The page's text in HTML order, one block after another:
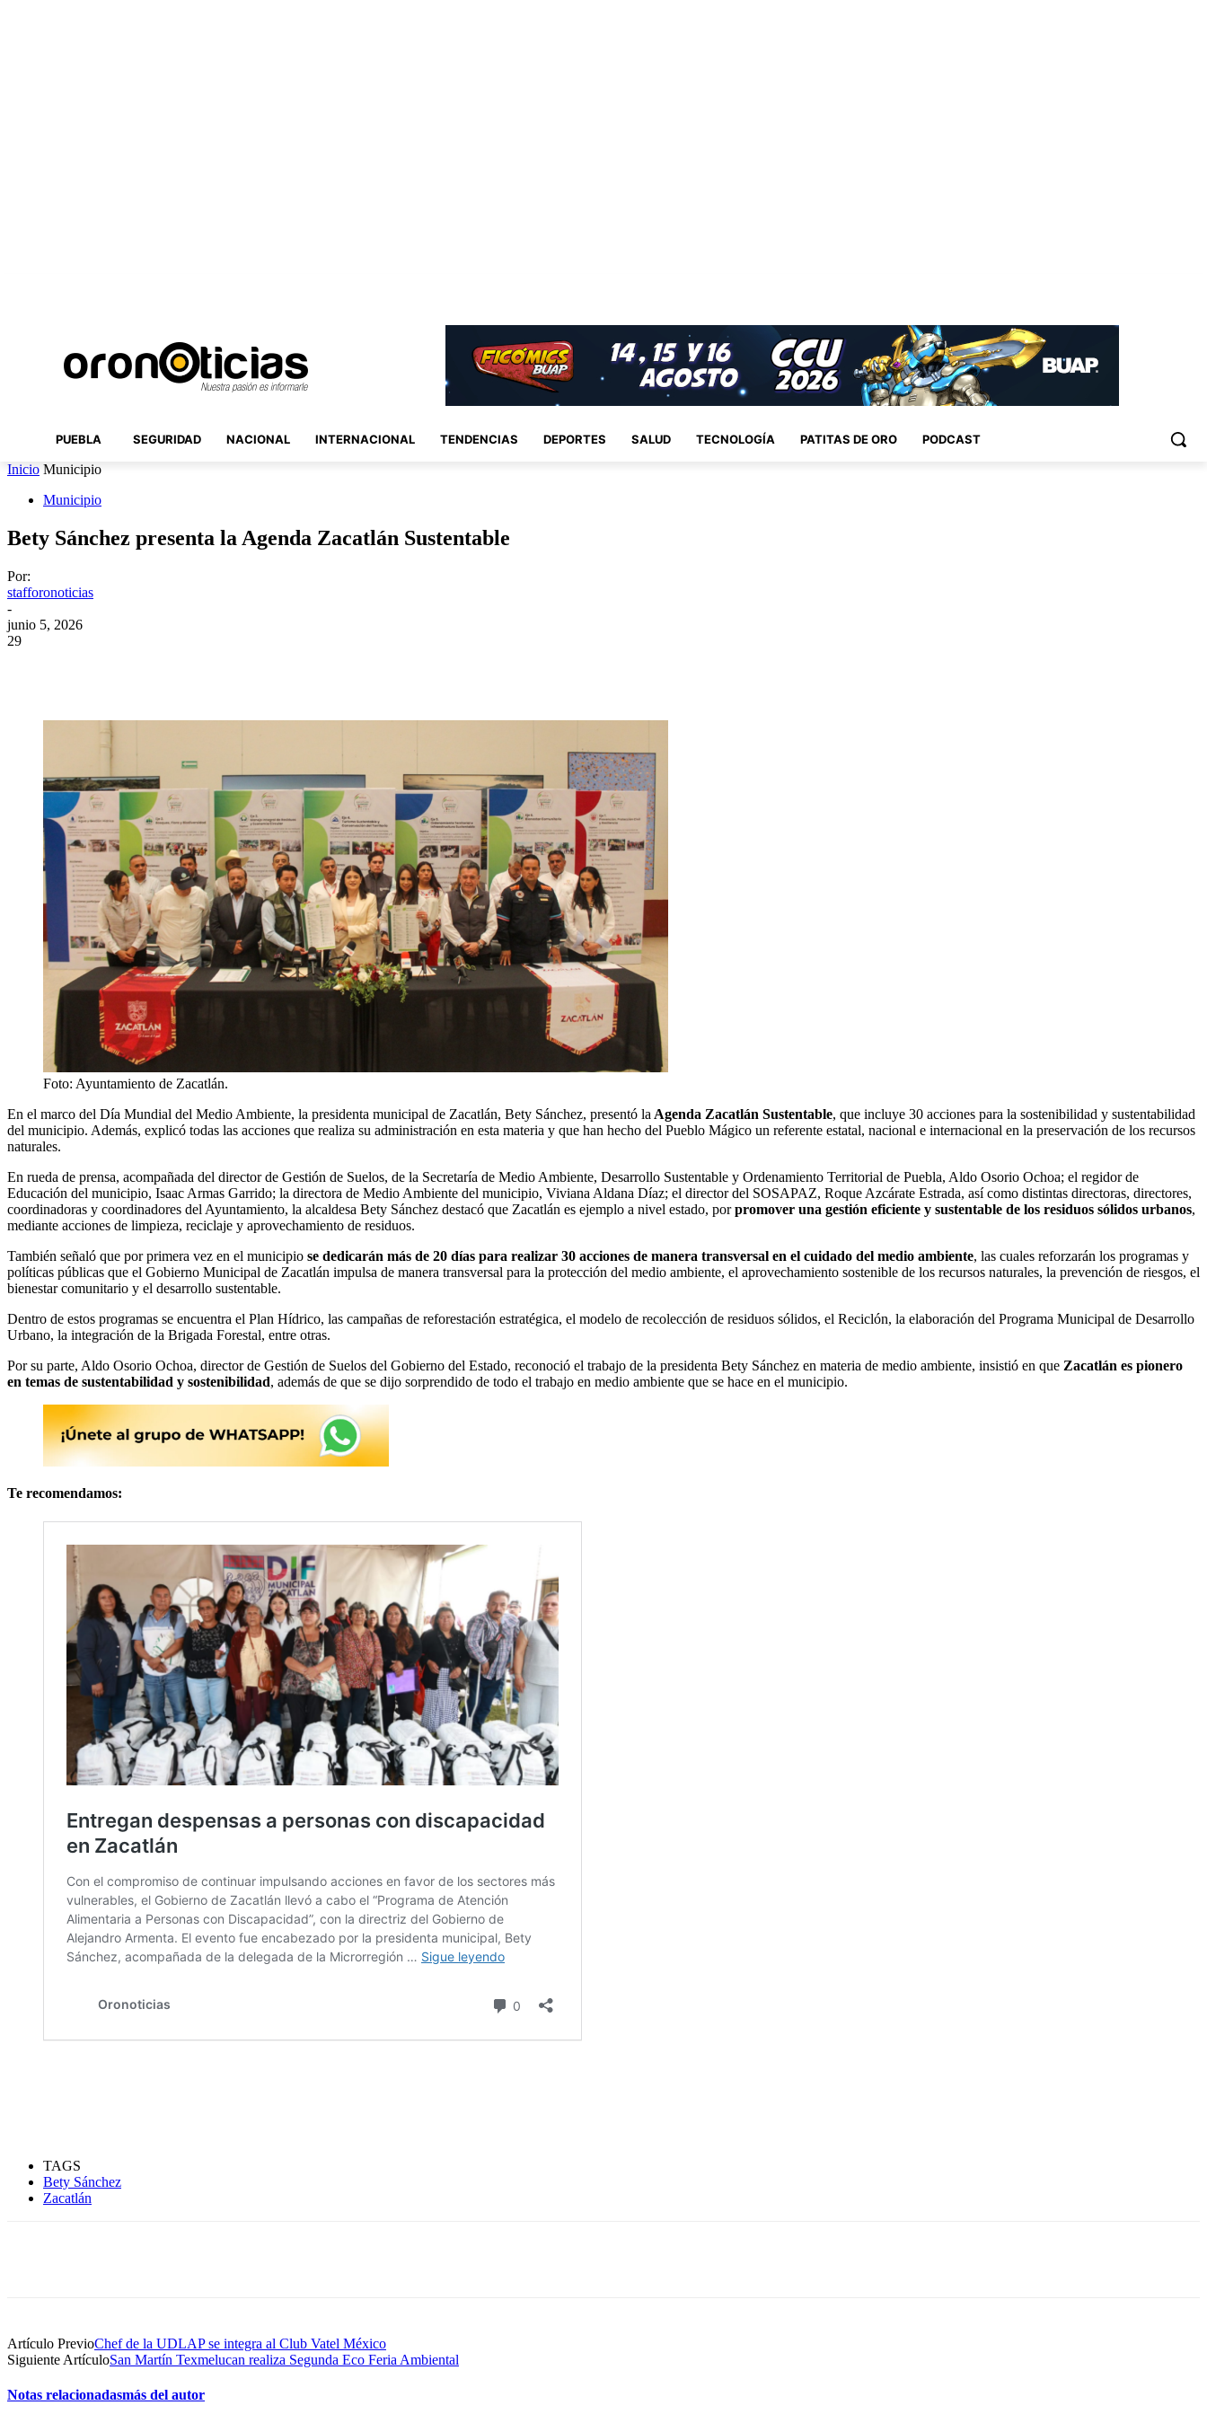
PUEBLA SEGURIDAD NACIONAL INTERNACIONAL TENDENCIAS DEPORTES SALUD TECNOLOGÍA PATITAS DE ORO PODCAST
Inicio Municipio
Municipio
Bety Sánchez presenta la Agenda Zacatlán Sustentable
Por:
stafforonoticias
-
junio 5, 2026
29
Foto: Ayuntamiento de Zacatlán.
En el marco del Día Mundial del Medio Ambiente, la presidenta municipal de Zacatlán, Bety Sánchez, presentó la Agenda Zacatlán Sustentable, que incluye 30 acciones para la sostenibilidad y sustentabilidad
del municipio. Además, explicó todas las acciones que realiza su administración en esta materia y que han hecho del Pueblo Mágico un referente estatal, nacional e internacional en la preservación de los recursos
naturales.
En rueda de prensa, acompañada del director de Gestión de Suelos, de la Secretaría de Medio Ambiente, Desarrollo Sustentable y Ordenamiento Territorial de Puebla, Aldo Osorio Ochoa; el regidor de
Educación del municipio, Isaac Armas Garrido; la directora de Medio Ambiente del municipio, Viviana Aldana Díaz; el director del SOSAPAZ, Roque Azcárate Estrada, así como distintas directoras, directores,
coordinadoras y coordinadores del Ayuntamiento, la alcaldesa Bety Sánchez destacó que Zacatlán es ejemplo a nivel estado, porpromover una gestión eficiente y sustentable de los residuos sólidos urbanos,
mediante acciones de limpieza, reciclaje y aprovechamiento de residuos.
También señaló que por primera vez en el municipio se dedicarán más de 20 días para realizar 30 acciones de manera transversal en el cuidado del medio ambiente, las cuales reforzarán los programas y
políticas públicas que el Gobierno Municipal de Zacatlán impulsa de manera transversal para la protección del medio ambiente, el aprovechamiento sostenible de los recursos naturales, la prevención de riesgos, el
bienestar comunitario y el desarrollo sustentable.
Dentro de estos programas se encuentra el Plan Hídrico, las campañas de reforestación estratégica, el modelo de recolección de residuos sólidos, el Reciclón, la elaboración del Programa Municipal de Desarrollo
Urbano, la integración de la Brigada Forestal, entre otras.
Por su parte, Aldo Osorio Ochoa, director de Gestión de Suelos del Gobierno del Estado, reconoció el trabajo de la presidenta Bety Sánchez en materia de medio ambiente, insistió en que Zacatlán es pionero
en temas de sustentabilidad y sostenibilidad, además de que se dijo sorprendido de todo el trabajo en medio ambiente que se hace en el municipio.
Te recomendamos:
TAGS
Bety Sánchez
Zacatlán
Artículo PrevioChef de la UDLAP se integra al Club Vatel México
Siguiente ArtículoSan Martín Texmelucan realiza Segunda Eco Feria Ambiental
Notas relacionadasmás del autor